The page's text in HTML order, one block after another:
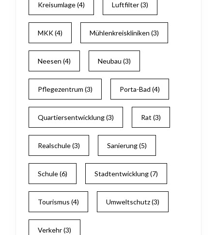
Kreisumlage(4) Luftfilter(3)
MKK(4) Mühlenkreiskliniken (3)
Neesen (4) Neubau (3)
Pflegezentrum (3) Porta-Bad (4)
Quartiersentwicklung(3) Rat (3)
Realschule(3) Sanierung(5)
Schule(6) Stadtentwicklung(7)
Tourismus (4) Umweltschutz(3)
Verkehr(3)